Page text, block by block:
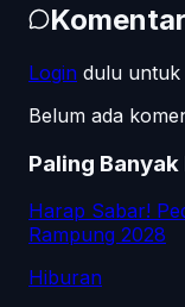
Komentar
Login dulu untuk
Belum ada
Paling
Harap Sabar!
Rampung 2028
Hiburan